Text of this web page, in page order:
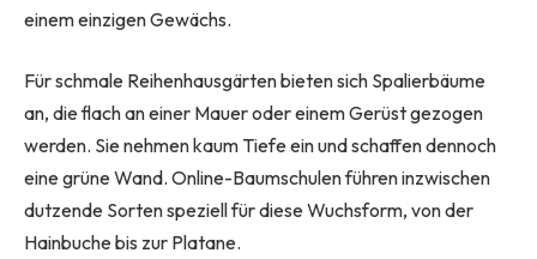
einem einzigen Gewächs.
Für schmale Reihenhausgärten bieten sich Spalierbäume
an, die flach an einer Mauer oder einem Gerüst gezogen
werden. Sie nehmen kaum Tiefe ein und schaffen dennoch
eine grüne Wand. Online-Baumschulen führen inzwischen
dutzende Sorten speziell für diese Wuchsform, von der
Hainbuche bis zur Platane.